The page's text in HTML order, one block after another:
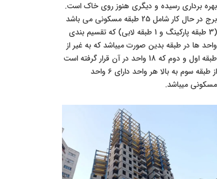
بهره برداری رسیده و دیگری هنوز روی خاک است.
برج در حال کار شامل 25 طبقه مسکونی می باشد
(3 طبقه پارکینگ و 1 طبقه لابی) که تقسیم بندی
واحد ها در طبقه بدین صورت میباشد که به غیر از
طبقه اول و دوم که 18 واحد در آن قرار گرفته است
از طبقه سوم به بالا هر واحد دارای 6 واحد
مسکونی میباشد.